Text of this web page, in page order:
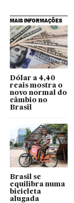
MAIS INFORMAÇÕES
Dólar a 4,40
reais mostra o
novo normal do
câmbio no
Brasil
Brasil se
equilibra numa
bicicleta
alugada